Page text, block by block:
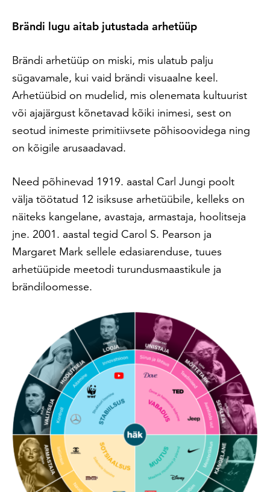
Brändi lugu aitab jutustada arhetüüp
Brändi arhetüüp on miski, mis ulatub palju
sügavamale, kui vaid brändi visuaalne keel.
Arhetüübid on mudelid, mis olenemata kultuurist
või ajajärgust kõnetavad kõiki inimesi, sest on
seotud inimeste primitiivsete põhisoovidega ning
on kõigile arusaadavad.
Need põhinevad 1919. aastal Carl Jungi poolt
välja töötatud 12 isiksuse arhetüübile, kelleks on
näiteks kangelane, avastaja, armastaja, hoolitseja
jne. 2001. aastal tegid Carol S. Pearson ja
Margaret Mark sellele edasiarenduse, tuues
arhetüüpide meetodi turundusmaastikule ja
brändiloomesse.